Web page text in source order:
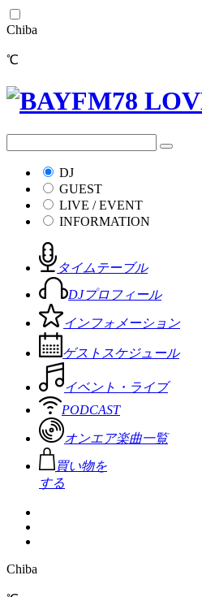
Chiba
℃
DJ
GUEST
LIVE / EVENT
INFORMATION
タイムテーブル
DJプロフィール
インフォメーション
ゲストスケジュール
イベント・ライブ
PODCAST
オンエア楽曲一覧
買い物を
する
Chiba